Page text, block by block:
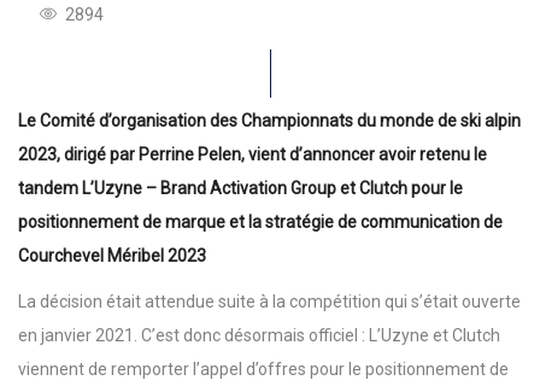
2894
Le Comité d’organisation des Championnats du monde de ski alpin
2023, dirigé par Perrine Pelen, vient d’annoncer avoir retenu le
tandem L’Uzyne – Brand Activation Group et Clutch pour le
positionnement de marque et la stratégie de communication de
Courchevel Méribel 2023
La décision était attendue suite à la compétition qui s’était ouverte
en janvier 2021. C’est donc désormais officiel : L’Uzyne et Clutch
viennent de remporter l’appel d’offres pour le positionnement de